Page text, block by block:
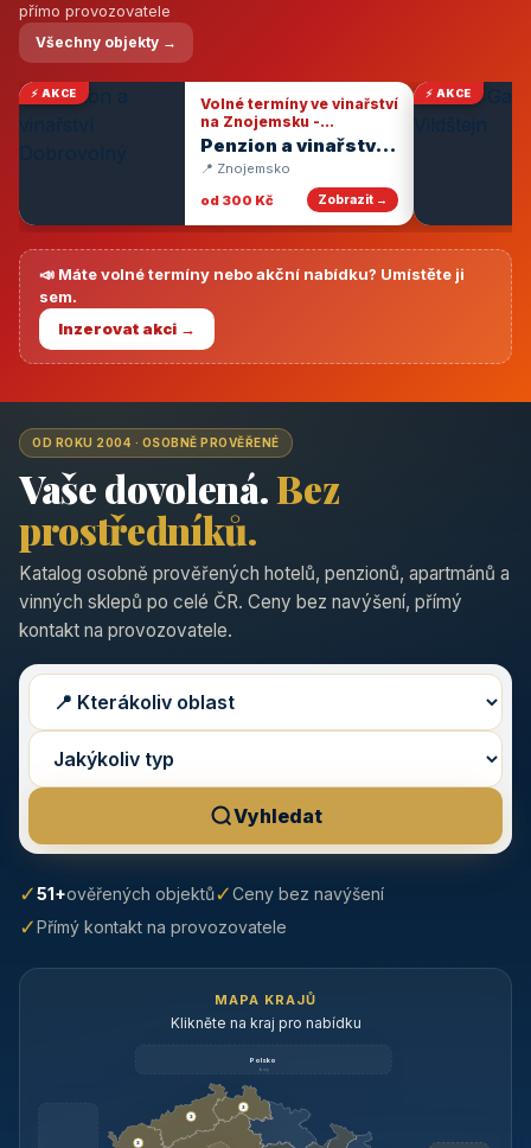
přímo provozovatele
Všechny objekty →
⚡ AKCE
Volné termíny ve vinařství
na Znojemsku -
degustace vín
Penzion a vinařství
Dobrovolný
📍 Znojemsko
od 300 Kč
Zobrazit →
⚡ AKCE
📣 Máte volné termíny nebo akční nabídku? Umístěte ji
sem.
Inzerovat akci →
OD ROKU 2004 · OSOBNĚ PROVĚŘENÉ
Vaše dovolená.Bez
prostředníků.
Katalog osobně prověřených hotelů, penzionů, apartmánů a
vinných sklepů po celé ČR. Ceny bez navýšení, přímý
kontakt na provozovatele.
Vyhledat
✓51+ověřených objektů✓Ceny bez navýšení
✓Přímý kontakt na provozovatele
MAPA KRAJŮ
Klikněte na kraj pro nabídku
Polsko
brzy
3
3
3